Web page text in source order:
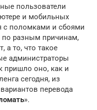
пользователи
и мобильных
с поломками и сбоями
по разным причинам,
а то, что такое
администраторы
пришло оно, как и
сегодня, из
перевода
».